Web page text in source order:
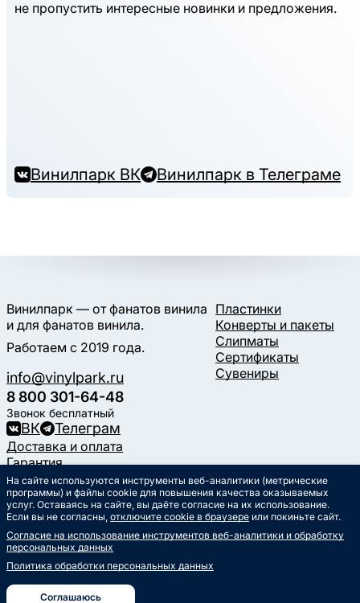
не пропустить интересные новинки и предложения.
Винилпарк ВК Винилпарк в Телеграме
Винилпарк — от фанатов винила
и для фанатов винила.
Работаем с 2019 года.
info@vinylpark.ru
8 800 301-64-48
Звонок бесплатный
ВК Телеграм
Пластинки
Конверты и пакеты
Слипматы
Сертификаты
Сувениры
Доставка и оплата
Гарантия
Контакты
Статьи
Музыкальный календарь
Документы
Публичная оферта
Политика обработки
Согласие на обработкуперсональных данных
На сайте используются инструменты веб-аналитики (метрические
программы) и файлы cookie для повышения качества оказываемых
услуг. Оставаясь на сайте, вы даёте согласие на их использование.
Если вы не согласны, отключите cookie в браузере или покиньте сайт.
Согласие на использование инструментов веб-аналитики и обработку
персональных данных
Политика обработки персональных данных
Соглашаюсь